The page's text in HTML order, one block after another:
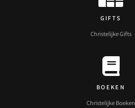
GIFTS
Christelijke Gifts
BOEKEN
Christelijke Boeken